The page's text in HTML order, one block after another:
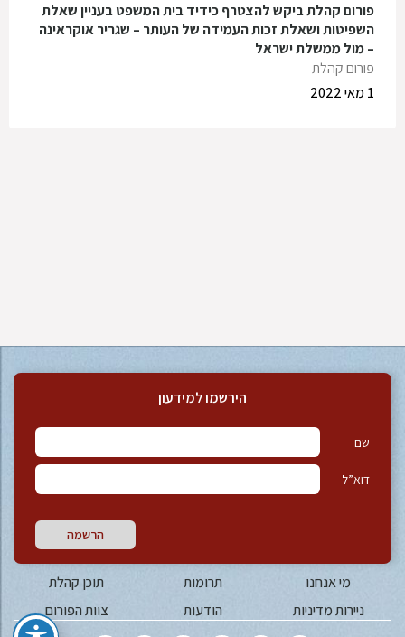
פורום קהלת ביקש להצטרף כידיד בית המשפט בעניין שאלת
השפיטות ושאלת זכות העמידה של העותר – שגריר אוקראינה
– מול ממשלת ישראל
פורום קהלת
1 מאי 2022
הירשמו למידעון
שם
דוא”ל
הרשמה
מי אנחנו תרומות
תוכן קהלת
ניירות מדיניות
הודעות צוות הפורום